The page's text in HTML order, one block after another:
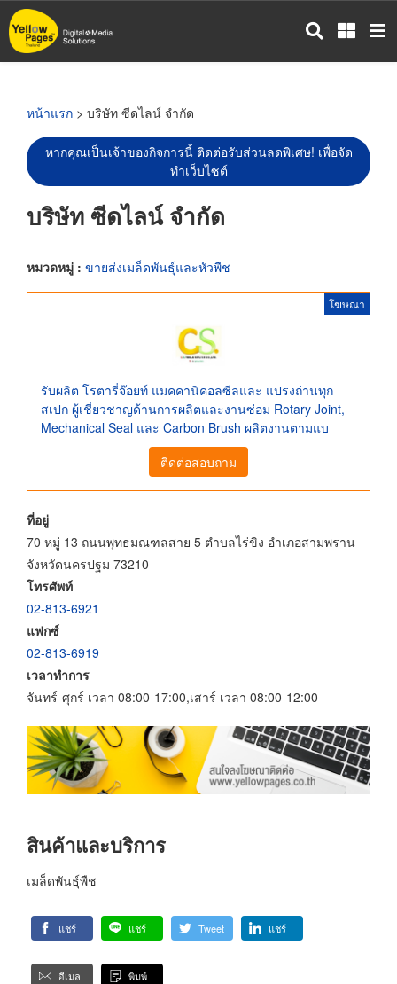
ข้าม
ไป
หน้าแรก > บริษัท ซีดไลน์ จำกัด
หากคุณเป็นเจ้าของกิจการนี้ ติดต่อรับส่วนลดพิเศษ! เพื่อจัด
ทำเว็บไซต์
บริษัท ซีดไลน์ จำกัด
หมวดหมู่ : ขายส่งเมล็ดพันธุ์และหัวพืช
โฆษณา
รับผลิต โรตารี่จ๊อยท์ แมคคานิคอลซีลและ แปรงถ่านทุก
สเปก ผู้เชี่ยวชาญด้านการผลิตและงานซ่อม Rotary Joint,
Mechanical Seal และ Carbon Brush ผลิตงานตามแบ
ติดต่อสอบถาม
ที่อยู่
70 หมู่ 13 ถนนพุทธมณฑลสาย 5 ตำบลไร่ขิง อำเภอสามพราน
จังหวัดนครปฐม 73210
โทรศัพท์
02-813-6921
แฟกซ์
02-813-6919
เวลาทำการ
จันทร์-ศุกร์ เวลา 08:00-17:00,เสาร์ เวลา 08:00-12:00
สินค้าและบริการ
เมล็ดพันธุ์พืช
แชร์ แชร์ Tweet แชร์
อีเมล พิมพ์